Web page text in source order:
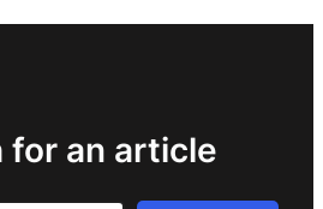
for an article